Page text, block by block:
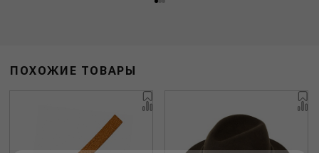
ПОХОЖИЕ ТОВАРЫ